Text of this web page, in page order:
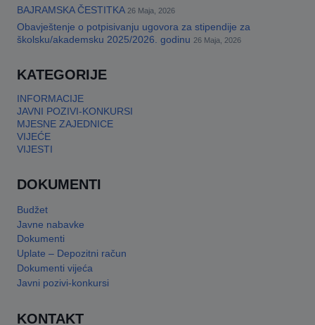
BAJRAMSKA ČESTITKA 26 Maja, 2026
Obavještenje o potpisivanju ugovora za stipendije za
školsku/akademsku 2025/2026. godinu 26 Maja, 2026
KATEGORIJE
INFORMACIJE
JAVNI POZIVI-KONKURSI
MJESNE ZAJEDNICE
VIJEĆE
VIJESTI
DOKUMENTI
Budžet
Javne nabavke
Dokumenti
Uplate – Depozitni račun
Dokumenti vijeća
Javni pozivi-konkursi
KONTAKT
This will close in 17 seconds